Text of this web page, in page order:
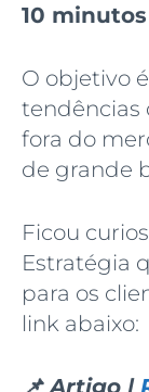
10
O objetivo
tendências
fora do
de grande
Ficou
Estratégia
para os
link abaixo:
📌 Artigo |